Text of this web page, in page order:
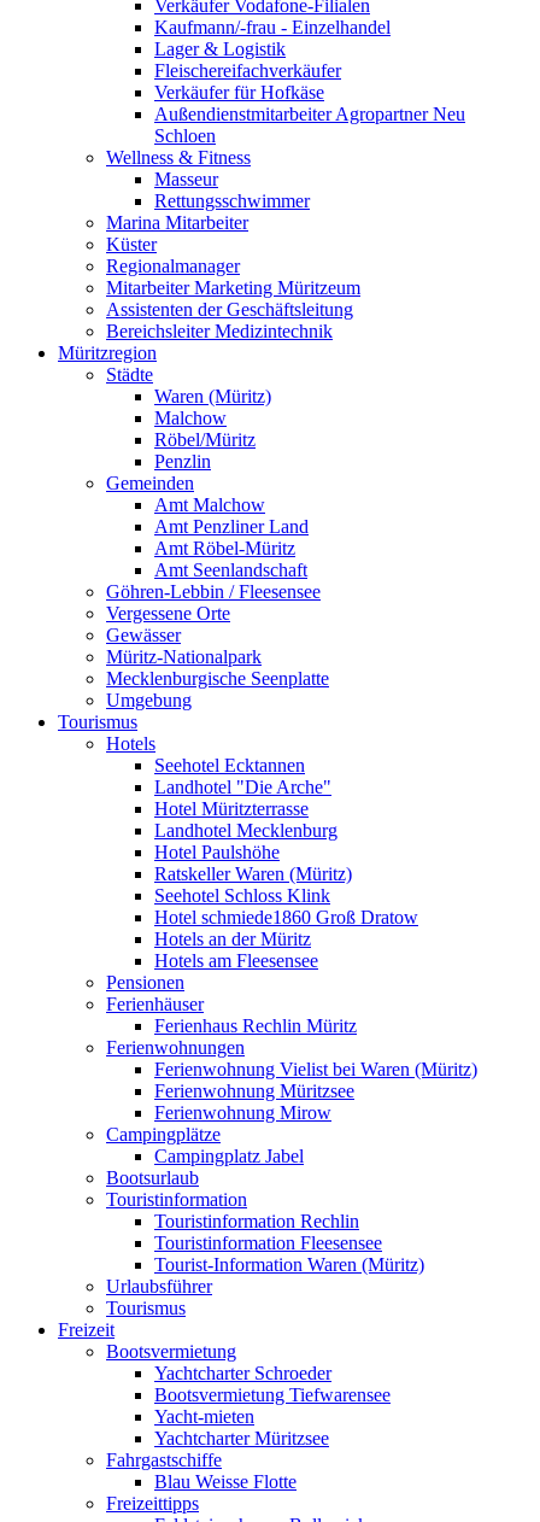
Verkäufer Vodafone-Filialen
Kaufmann/-frau - Einzelhandel
Lager & Logistik
Fleischereifachverkäufer
Verkäufer für Hofkäse
Außendienstmitarbeiter Agropartner Neu
Schloen
Wellness & Fitness
Masseur
Rettungsschwimmer
Marina Mitarbeiter
Küster
Regionalmanager
Mitarbeiter Marketing Müritzeum
Assistenten der Geschäftsleitung
Bereichsleiter Medizintechnik
Müritzregion
Städte
Waren (Müritz)
Malchow
Röbel/Müritz
Penzlin
Gemeinden
Amt Malchow
Amt Penzliner Land
Amt Röbel-Müritz
Amt Seenlandschaft
Göhren-Lebbin / Fleesensee
Vergessene Orte
Gewässer
Müritz-Nationalpark
Mecklenburgische Seenplatte
Umgebung
Tourismus
Hotels
Seehotel Ecktannen
Landhotel "Die Arche"
Hotel Müritzterrasse
Landhotel Mecklenburg
Hotel Paulshöhe
Ratskeller Waren (Müritz)
Seehotel Schloss Klink
Hotel schmiede1860 Groß Dratow
Hotels an der Müritz
Hotels am Fleesensee
Pensionen
Ferienhäuser
Ferienhaus Rechlin Müritz
Ferienwohnungen
Ferienwohnung Vielist bei Waren (Müritz)
Ferienwohnung Müritzsee
Ferienwohnung Mirow
Campingplätze
Campingplatz Jabel
Bootsurlaub
Touristinformation
Touristinformation Rechlin
Touristinformation Fleesensee
Tourist-Information Waren (Müritz)
Urlaubsführer
Tourismus
Freizeit
Bootsvermietung
Yachtcharter Schroeder
Bootsvermietung Tiefwarensee
Yacht-mieten
Yachtcharter Müritzsee
Fahrgastschiffe
Blau Weisse Flotte
Freizeittipps